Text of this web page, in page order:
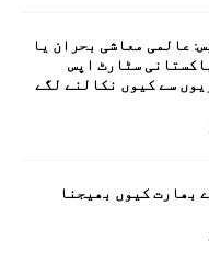
عالمی معاشی بحران یا
سٹارٹ اپس
سے کیوں نکالنے لگے
بھارت کیوں بھیجنا